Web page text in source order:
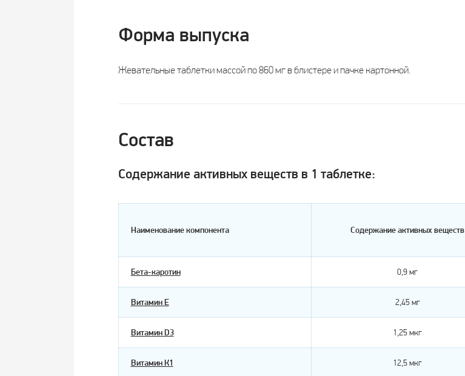
Форма выпуска
Жевательные таблетки массой по 860 мг в блистере и пачке картонной.
Состав
Содержание активных веществ в 1 таблетке:
Наименование компонента Содержание активных веществ
Бета-каротин 0,9 мг
Витамин E 2,45 мг
Витамин D3 1,25 мкг
Витамин К1 12,5 мкг